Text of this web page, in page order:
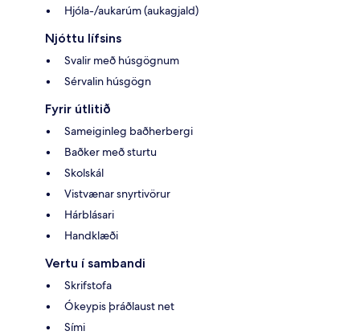
Hjóla-/aukarúm (aukagjald)
Njóttu lífsins
Svalir með húsgögnum
Sérvalin húsgögn
Fyrir útlitið
Sameiginleg baðherbergi
Baðker með sturtu
Skolskál
Vistvænar snyrtivörur
Hárblásari
Handklæði
Vertu í sambandi
Skrifstofa
Ókeypis þráðlaust net
Sími